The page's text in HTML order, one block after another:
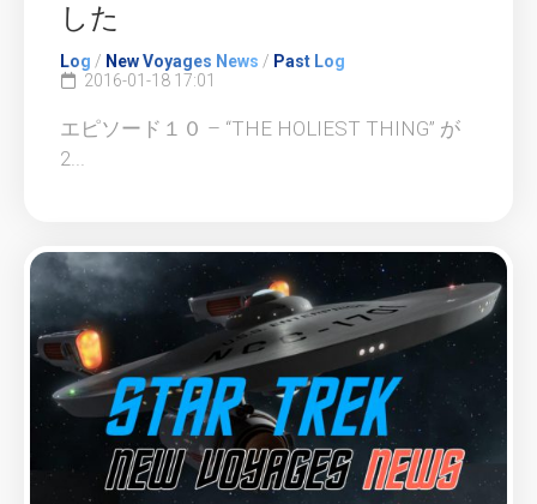
した
Log / New Voyages News / Past Log
2016-01-18 17:01
エピソード１０ – “THE HOLIEST THING” が
2...